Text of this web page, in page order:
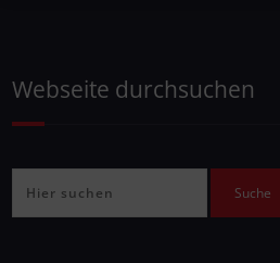
Webseite durchsuchen